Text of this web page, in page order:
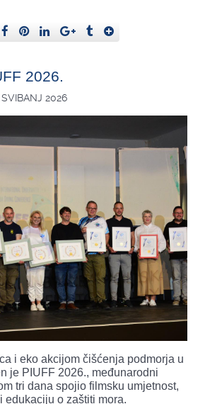
2026.
2026
i eko akcijom čišćenja podmorja u
je PIUFF 2026., međunarodni
tri dana spojio filmsku umjetnost,
edukaciju o zaštiti mora.